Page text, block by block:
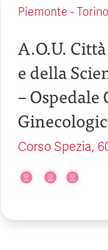
Piemonte - Torino
A.O.U.
e della
– Ospedale
Corso Spezia,